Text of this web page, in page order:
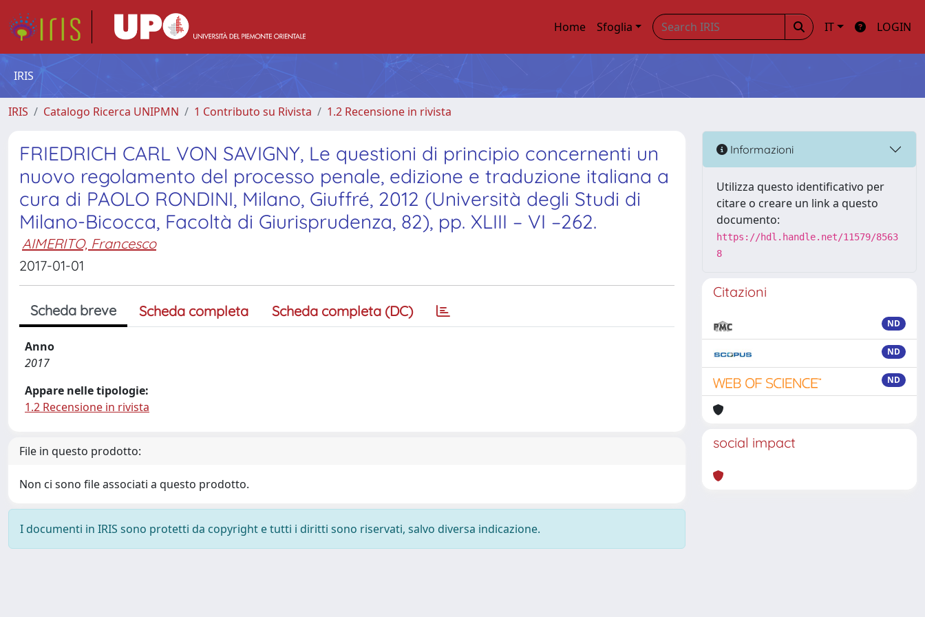
Home Sfoglia IT LOGIN
IRIS
IRIS Catalogo Ricerca UNIPMN 1 Contributo su Rivista 1.2 Recensione in rivista
FRIEDRICH CARL VON SAVIGNY, Le questioni di principio concernenti un
nuovo regolamento del processo penale, edizione e traduzione italiana a
cura di PAOLO RONDINI, Milano, Giuffré, 2012 (Università degli Studi di
Milano-Bicocca, Facoltà di Giurisprudenza, 82), pp. XLIII – VI –262.
AIMERITO, Francesco
2017-01-01
Scheda breve Scheda completa Scheda completa (DC)
Anno
2017
Appare nelle tipologie:
1.2 Recensione in rivista
File in questo prodotto:
Non ci sono file associati a questo prodotto.
I documenti in IRIS sono protetti da copyright e tutti i diritti sono riservati, salvo diversa indicazione.
Informazioni
Utilizza questo identificativo per
citare o creare un link a questo
documento:
https://hdl.handle.net/11579/8563
8
Citazioni
ND
ND
ND
social impact